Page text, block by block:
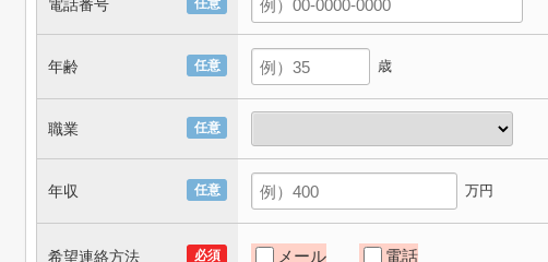
任意
電話番号
任意
年齢 歳
任意
職業
任意
年収 万円
必須
希望連絡方法 メール 電話